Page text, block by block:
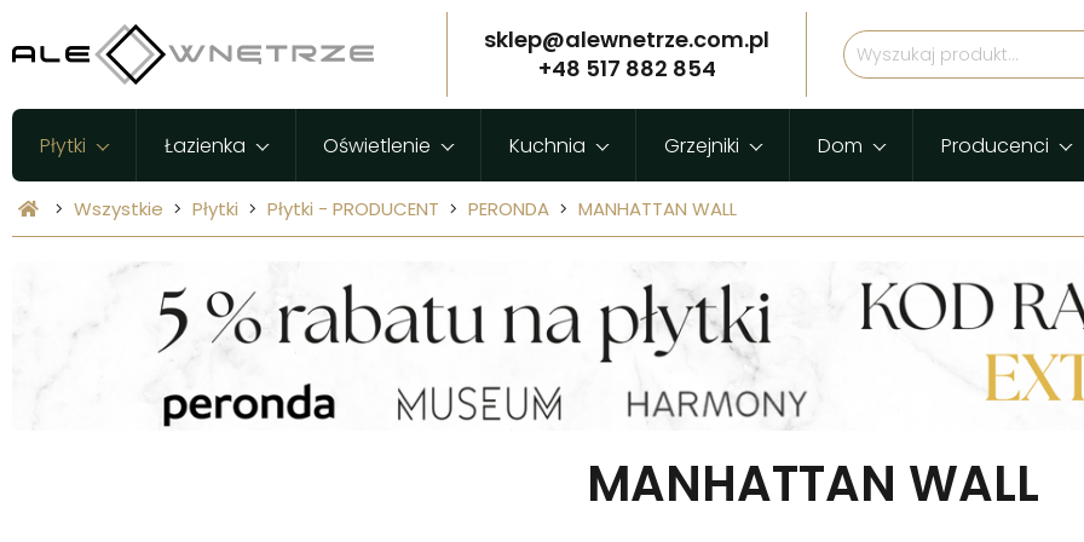
sklep@alewnetrze.com.pl
+48 517 882 854
Płytki Łazienka Oświetlenie Kuchnia Grzejniki Dom Producenci
Wszystkie Płytki Płytki - PRODUCENT PERONDA MANHATTAN WALL
MANHATTAN WALL